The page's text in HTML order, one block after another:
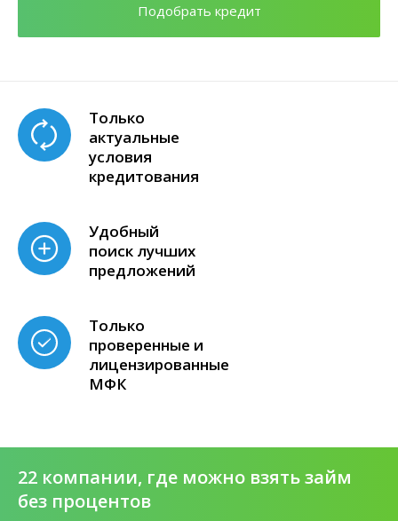
Подобрать кредит
Только
актуальные
условия
кредитования
Удобный
поиск лучших
предложений
Только
проверенные и
лицензированные
МФК
22 компании, где можно взять займ
без процентов